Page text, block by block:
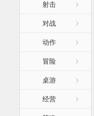
射击
对战
动作
冒险
桌游
经营